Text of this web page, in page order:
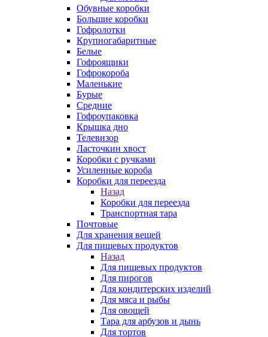
Обувные коробки
Большие коробки
Гофролотки
Крупногабаритные
Белые
Гофроящики
Гофрокороба
Маленькие
Бурые
Средние
Гофроупаковка
Крышка дно
Телевизор
Ласточкин хвост
Коробки с ручками
Усиленные короба
Коробки для переезда
Назад
Коробки для переезда
Транспортная тара
Почтовые
Для хранения вещей
Для пищевых продуктов
Назад
Для пищевых продуктов
Для пирогов
Для кондитерских изделий
Для мяса и рыбы
Для овощей
Тара для арбузов и дынь
Для тортов